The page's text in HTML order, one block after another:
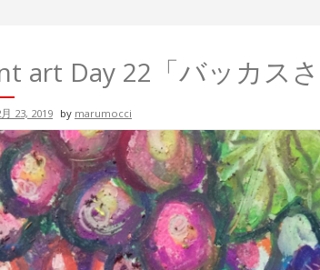
art Day 22「バッカスさ
23, 2019 bymarumocci